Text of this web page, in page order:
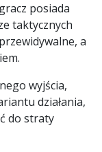
posiada
taktycznych
a
wyjścia,
działania,
do straty